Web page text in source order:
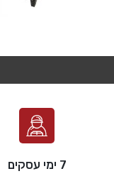
7 ימי עסקים